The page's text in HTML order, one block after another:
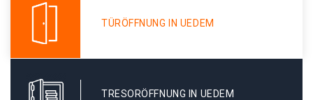
TÜRÖFFNUNG IN UEDEM
TRESORÖFFNUNG IN UEDEM